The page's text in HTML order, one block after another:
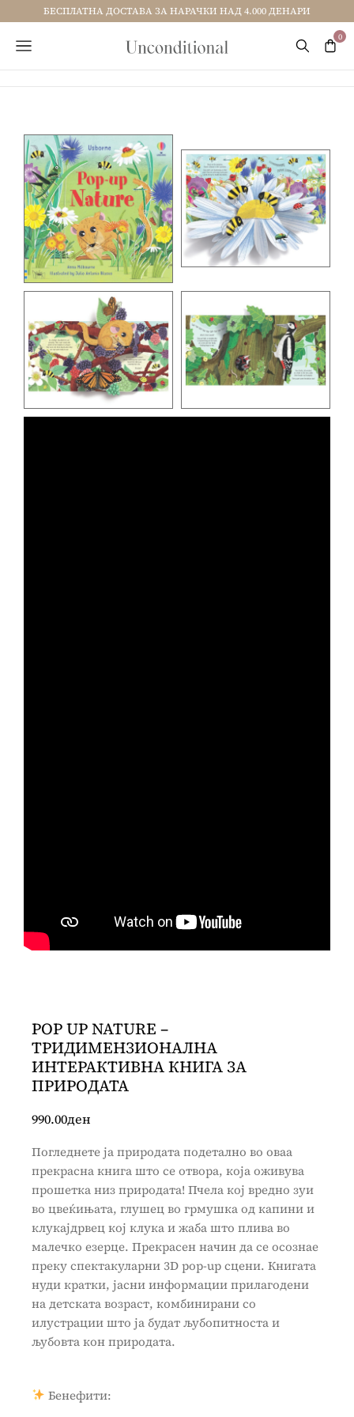
БЕСПЛАТНА ДОСТАВА ЗА НАРАЧКИ НАД 4.000 ДЕНАРИ
POP UP NATURE –
ТРИДИМЕНЗИОНАЛНА
ИНТЕРАКТИВНА КНИГА ЗА
ПРИРОДАТА
990.00ден
Погледнете ја природата подетално во оваа
прекрасна книга што се отвора, која оживува
прошетка низ природата! Пчела кој вредно зуи
во цвеќињата, глушец во грмушка од капини и
клукајдрвец кој клука и жаба што плива во
малечко езерце. Прекрасен начин да се осознае
преку спектакуларни 3D pop-up сцени. Книгата
нуди кратки, јасни информации прилагодени
на детската возраст, комбинирани со
илустрации што ја будат љубопитноста и
љубовта кон природата.
Бенефити: